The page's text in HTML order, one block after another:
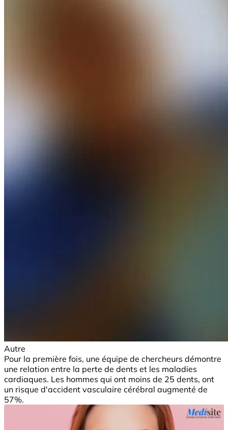
Autre
Pour la première fois, une équipe de chercheurs démontre
une relation entre la perte de dents et les maladies
cardiaques. Les hommes qui ont moins de 25 dents, ont
un risque d'accident vasculaire cérébral augmenté de
57%.